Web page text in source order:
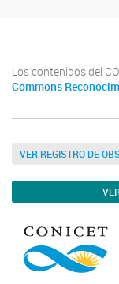
Los contenidos del
Commons
VER REGISTRO DE